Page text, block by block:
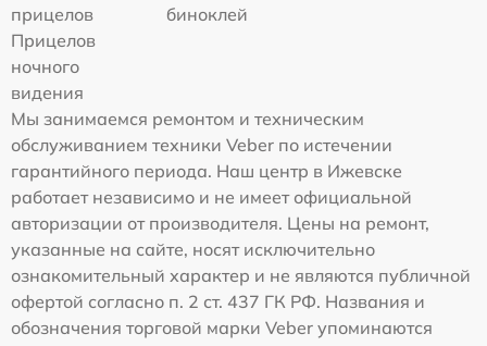
прицелов
биноклей
Прицелов
ночного
видения
Мы занимаемся ремонтом и техническим
обслуживанием техники Veber по истечении
гарантийного периода. Наш центр в Ижевске
работает независимо и не имеет официальной
авторизации от производителя. Цены на ремонт,
указанные на сайте, носят исключительно
ознакомительный характер и не являются публичной
офертой согласно п. 2 ст. 437 ГК РФ. Названия и
обозначения торговой марки Veber упоминаются